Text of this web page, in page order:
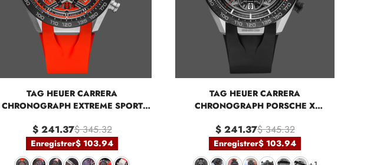
TAG HEUER CARRERA
CHRONOGRAPH EXTREME SPORT
$ 241.37$ 345.32
Enregistrer$ 103.94
TAG HEUER CARRERA
CHRONOGRAPH PORSCHE X
CBU2010
$ 241.37$ 345.32
Enregistrer$ 103.94